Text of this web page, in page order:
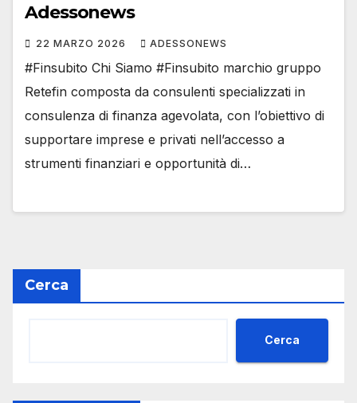
Adessonews
22 MARZO 2026 ADESSONEWS
#Finsubito Chi Siamo #Finsubito marchio gruppo
Retefin composta da consulenti specializzati in
consulenza di finanza agevolata, con l’obiettivo di
supportare imprese e privati nell’accesso a
strumenti finanziari e opportunità di…
Cerca
Cerca